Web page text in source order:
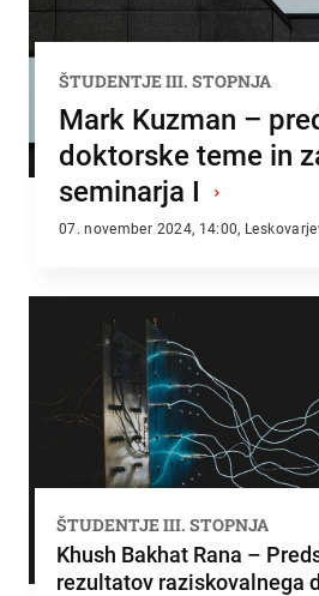
ŠTUDENTJE III. STOPNJA
Mark Kuzman –
doktorske teme in
seminarja I ›
07. november 2024, 14:00,
ŠTUDENTJE III. STOPNJA
Khush Bakhat Rana –
rezultatov raziskovalnega